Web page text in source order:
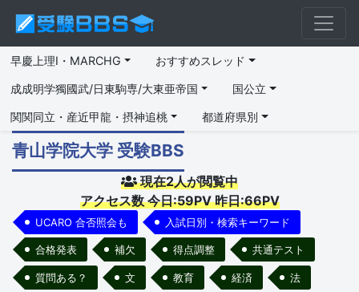
早慶上理I・MARCHG おすすめスレッド
成成明学獨國武/日東駒専/大東亜帝国 国公立
関関同立・産近甲龍・摂神追桃 都道府県別
青山学院大学 受験BBS
現在2人が閲覧中
アクセス数 今日:59PV 昨日:66PV
UCARO 合否照会も 入試日別・検索キーワード
合格発表 補欠 得点調整 共通テスト
質問ある？ 文 教育 経済 法